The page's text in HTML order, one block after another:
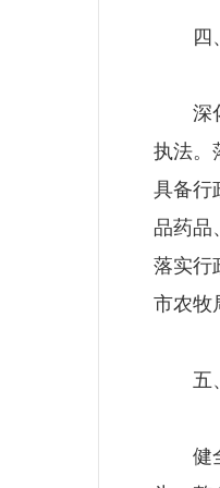
四、
深化
执法。
具备行
品药品
落实行
市农牧
五、
健全